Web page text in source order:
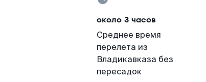
около 3 часов
Среднее время
перелета из
Владикавказа без
пересадок